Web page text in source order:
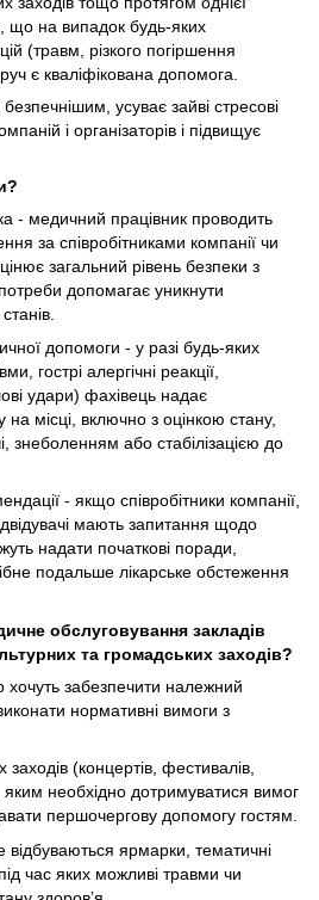
що на випадок будь-яких
(травм, різкого погіршення
є кваліфікована допомога.
безпечнішим, усуває зайві стресові
і організаторів і підвищує
- медичний працівник проводить
за співробітниками компанії чи
загальний рівень безпеки з
допомагає уникнути
допомоги - у разі будь-яких
гострі алергічні реакції,
удари) фахівець надає
на місці, включно з оцінкою стану,
знеболенням або стабілізацією до
- якщо співробітники компанії,
мають запитання щодо
надати початкові поради,
подальше лікарське обстеження
обслуговування закладів
та громадських заходів?
хочуть забезпечити належний
нормативні вимоги з
(концертів, фестивалів,
необхідно дотримуватися вимог
першочергову допомогу гостям.
відбуваються ярмарки, тематичні
час яких можливі травми чи